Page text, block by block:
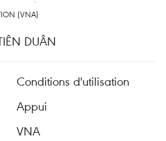
(VNA)
DUÂN
Conditions d'utilisation
Appui
VNA